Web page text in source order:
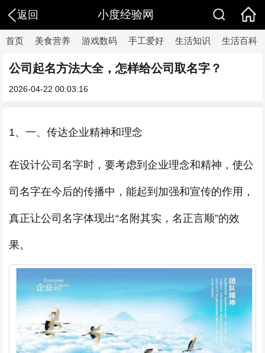
返回 小度经验网
首页 美食营养 游戏数码 手工爱好 生活知识 生活百科
公司起名方法大全，怎样给公司取名字？
2026-04-22 00:03:16
1、一、传达企业精神和理念
在设计公司名字时，要考虑到企业理念和精神，使公
司名字在今后的传播中，能起到加强和宣传的作用，
真正让公司名字体现出“名附其实，名正言顺”的效
果。